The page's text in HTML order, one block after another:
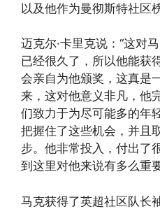
以及他作为曼彻斯特社区
迈克尔·卡里克说：“这对
已经很久了，所以他能获
会亲自为他颁奖，这真是
来，这对他意义非凡，他
们致力于为尽可能多的年
把握住了这些机会，并且
步。他非常投入，付出了
到这里对他来说有多么重
马克获得了英超社区队长